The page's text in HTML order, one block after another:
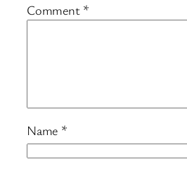
Comment *
Name *